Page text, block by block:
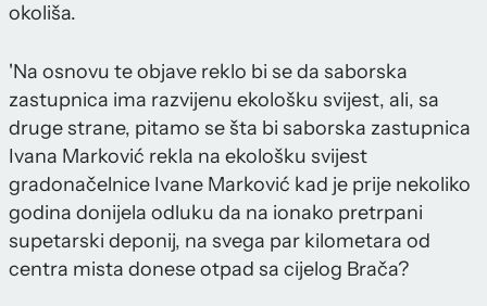
okoliša.
'Na osnovu te objave reklo bi se da saborska
zastupnica ima razvijenu ekološku svijest, ali, sa
druge strane, pitamo se šta bi saborska zastupnica
Ivana Marković rekla na ekološku svijest
gradonačelnice Ivane Marković kad je prije nekoliko
godina donijela odluku da na ionako pretrpani
supetarski deponij, na svega par kilometara od
centra mista donese otpad sa cijelog Brača?